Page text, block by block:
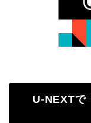
U-NEXTで